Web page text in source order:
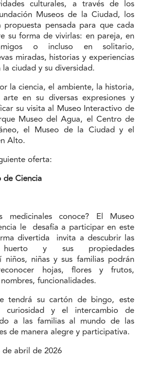
culturales, a través de los
Museos de la Ciudad, los
propuesta pensada para que cada
su forma de vivirlas: en pareja, en
o incluso en solitario,
miradas, historias y experiencias
ciudad y su diversidad.
la ciencia, el ambiente, la historia,
en su diversas expresiones y
su visita al Museo Interactivo de
Museo del Agua, el Centro de
el Museo de la Ciudad y el
Alto.
oferta:
de Ciencia
medicinales conoce? El Museo
le desafía a participar en este
divertida invita a descubrir las
y sus propiedades
niños, niñas y sus familias podrán
hojas, flores y frutos,
funcionalidades.
tendrá su cartón de bingo, este
curiosidad y el intercambio de
a las familias al mundo de las
de manera alegre y participativa.
abril de 2026